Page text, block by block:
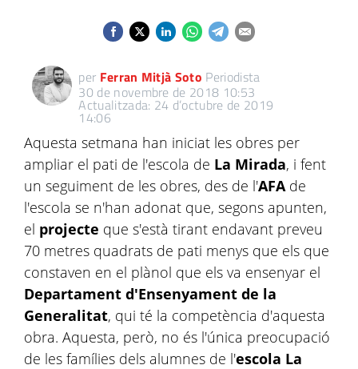
per Ferran Mitjà Soto Periodista
30 de novembre de 2018 10:53
Actualitzada: 24 d’octubre de 2019
14:06
Aquesta setmana han iniciat les obres per
ampliar el pati de l'escola de La Mirada, i fent
un seguiment de les obres, des de l'AFAde
l'escola se n'han adonat que, segons apunten,
el projecte que s'està tirant endavant preveu
70 metres quadrats de pati menys que els que
constaven en el plànol que els va ensenyar el
Departament d'Ensenyament de la
Generalitat, qui té la competència d'aquesta
obra. Aquesta, però, no és l'única preocupació
de les famílies dels alumnes de l'escola La